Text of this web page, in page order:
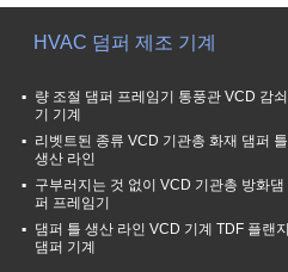
HVAC 덤퍼 제조 기계
량 조절 댐퍼 프레임기 통풍관 VCD 감쇠
기 기계
리벳트된 종류 VCD 기관총 화재 댐퍼 틀
생산 라인
구부러지는 것 없이 VCD 기관총 방화댐
퍼 프레임기
댐퍼 틀 생산 라인 VCD 기계 TDF 플랜지
댐퍼 기계